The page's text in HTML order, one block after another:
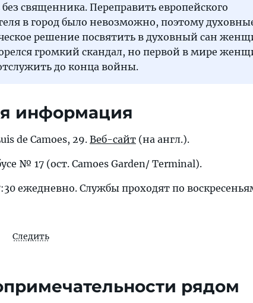
без священника. Переправить европейского
в город было невозможно, поэтому
решение посвятить в духовный сан
громкий скандал, но первой в мире
до конца войны.
информация
de Camoes, 29.Веб-сайт (на англ.).
№ 17 (ост. Camoes Garden/ Terminal).
ежедневно. Службы проходят по
Следить
рядом